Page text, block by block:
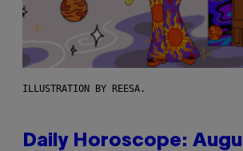
ILLUSTRATION BY REESA.
Daily Horoscope: